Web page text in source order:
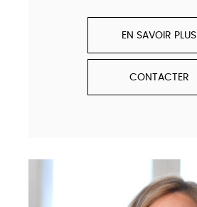
EN SAVOIR PLUS
CONTACTER